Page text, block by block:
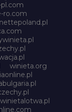
ro.com
winieta.org
winietalotwa.pl